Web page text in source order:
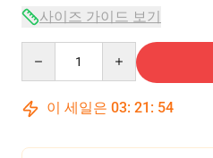
사이즈 가이드 보기
이 세일은 03: 21 : 53